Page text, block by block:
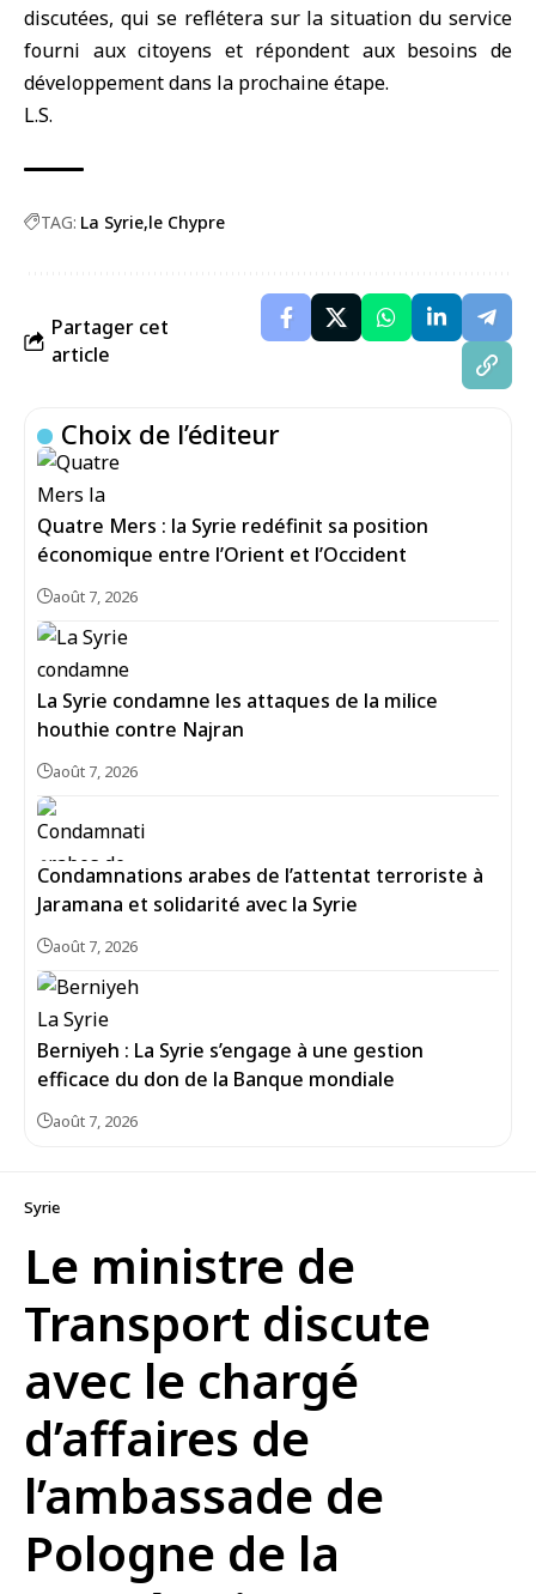
discutées, qui se reflétera sur la situation du service
fourni aux citoyens et répondent aux besoins de
développement dans la prochaine étape.
L.S.
TAG: La Syrie le Chypre
Partager cet
article
Choix de l’éditeur
Quatre Mers : la Syrie redéfinit sa position
économique entre l’Orient et l’Occident
août 7, 2026
La Syrie condamne les attaques de la milice
houthie contre Najran
août 7, 2026
Condamnations arabes de l’attentat terroriste à
Jaramana et solidarité avec la Syrie
août 7, 2026
Berniyeh : La Syrie s’engage à une gestion
efficace du don de la Banque mondiale
août 7, 2026
Syrie
Le ministre de
Transport discute
avec le chargé
d’affaires de
l’ambassade de
Pologne de la